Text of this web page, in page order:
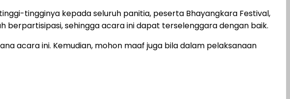
tingginya kepada seluruh panitia, peserta Bhayangkara Festival,
sehingga acara ini dapat terselenggara dengan baik.
acara ini. Kemudian, mohon maaf juga bila dalam pelaksanaan